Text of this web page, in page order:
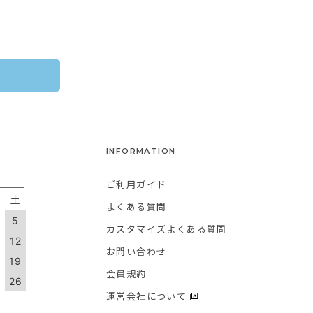
土
5
12
19
26
INFORMATION
ご利用ガイド
よくある質問
カスタマイズよくある質問
お問い合わせ
会員規約
運営会社について